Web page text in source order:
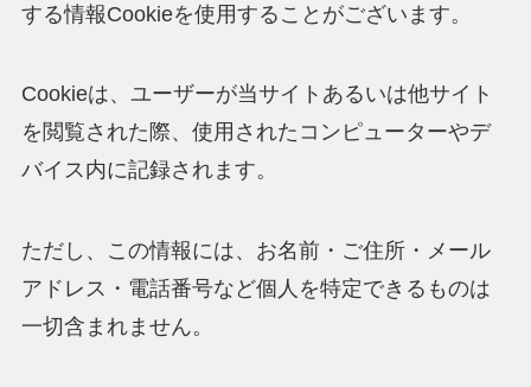
する情報Cookieを使用することがございます。
Cookieは、ユーザーが当サイトあるいは他サイト
を閲覧された際、使用されたコンピューターやデ
バイス内に記録されます。
ただし、この情報には、お名前・ご住所・メール
アドレス・電話番号など個人を特定できるものは
一切含まれません。